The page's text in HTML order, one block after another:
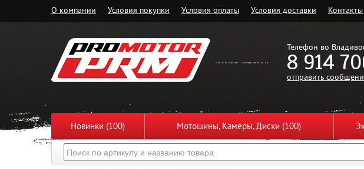
О компании Условия покупки Условия оплаты Условия доставки Контакты
Телефон во
8 914
отправить
Новинки (100) Мотошины, Камеры, Диски (100)